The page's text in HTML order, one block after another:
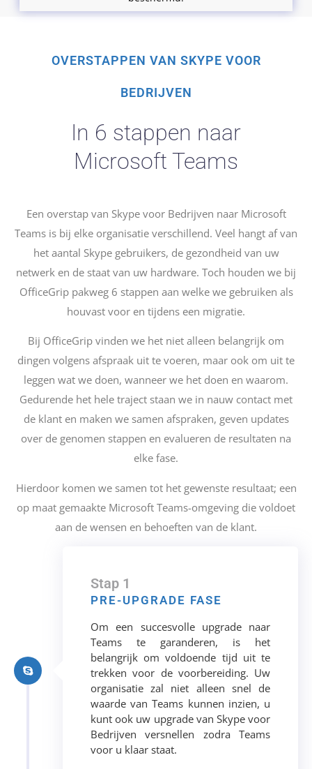
OVERSTAPPEN VAN SKYPE VOOR
BEDRIJVEN
In 6 stappen naar
Microsoft Teams
Een overstap van Skype voor Bedrijven naar Microsoft
Teams is bij elke organisatie verschillend. Veel hangt af van
het aantal Skype gebruikers, de gezondheid van uw
netwerk en de staat van uw hardware. Toch houden we bij
OfficeGrip pakweg 6 stappen aan welke we gebruiken als
houvast voor en tijdens een migratie.
Bij OfficeGrip vinden we het niet alleen belangrijk om
dingen volgens afspraak uit te voeren, maar ook om uit te
leggen wat we doen, wanneer we het doen en waarom.
Gedurende het hele traject staan we in nauw contact met
de klant en maken we samen afspraken, geven updates
over de genomen stappen en evalueren de resultaten na
elke fase.
Hierdoor komen we samen tot het gewenste resultaat; een
op maat gemaakte Microsoft Teams-omgeving die voldoet
aan de wensen en behoeften van de klant.
Stap 1
PRE-UPGRADE FASE
Om een succesvolle upgrade naar
Teams te garanderen, is het
belangrijk om voldoende tijd uit te
trekken voor de voorbereiding. Uw
organisatie zal niet alleen snel de
waarde van Teams kunnen inzien, u
kunt ook uw upgrade van Skype voor
Bedrijven versnellen zodra Teams
voor u klaar staat.